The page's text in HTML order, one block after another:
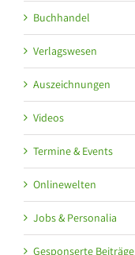
Buchhandel
Verlagswesen
Auszeichnungen
Videos
Termine & Events
Onlinewelten
Jobs & Personalia
Gesponserte Beiträge